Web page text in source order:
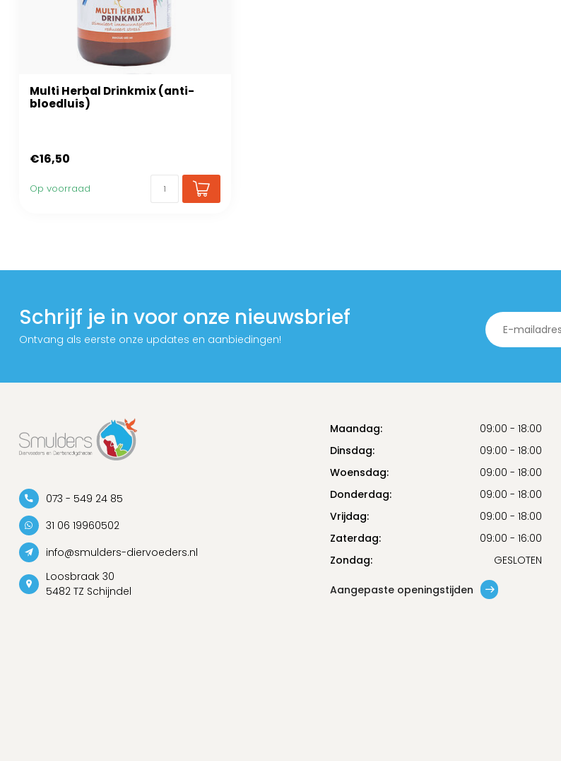
Multi Herbal Drinkmix (anti-
bloedluis)
€16,50
Op voorraad
Schrijf je in voor onze nieuwsbrief
Ontvang als eerste onze updates en aanbiedingen!
073 - 549 24 85
31 06 19960502
info@smulders-diervoeders.nl
Loosbraak 30
5482 TZ Schijndel
Maandag:
09:00 - 18:00
Dinsdag:
09:00 - 18:00
Woensdag:
09:00 - 18:00
Donderdag:
09:00 - 18:00
Vrijdag:
09:00 - 18:00
Zaterdag:
09:00 - 16:00
Zondag:
GESLOTEN
Aangepaste openingstijden